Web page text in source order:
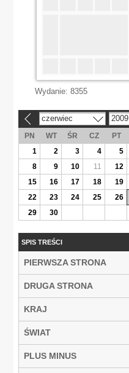
Wydanie: 8355
czerwiec 2009
PN WT ŚR CZ PT
1
2 3 4 5
8
9 10 11 12
15
16 17 18 19
22
23 24 25 26
29
30
SPIS TREŚCI
PIERWSZA STRONA
DRUGA STRONA
KRAJ
ŚWIAT
PLUS MINUS